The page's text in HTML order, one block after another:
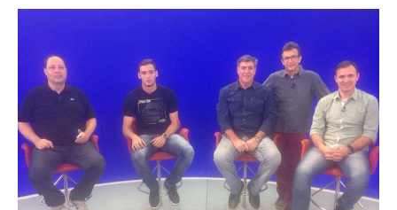
Donos
Bola”